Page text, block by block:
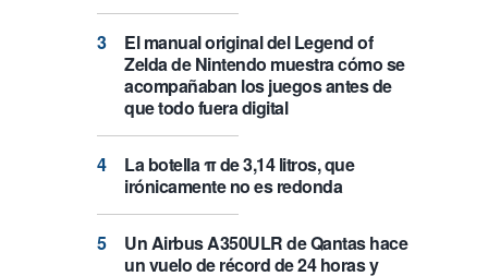
El manual original del Legend of
Zelda de Nintendo muestra cómo se
acompañaban los juegos antes de
que todo fuera digital
La botella π de 3,14 litros, que
irónicamente no es redonda
Un Airbus A350ULR de Qantas hace
un vuelo de récord de 24 horas y